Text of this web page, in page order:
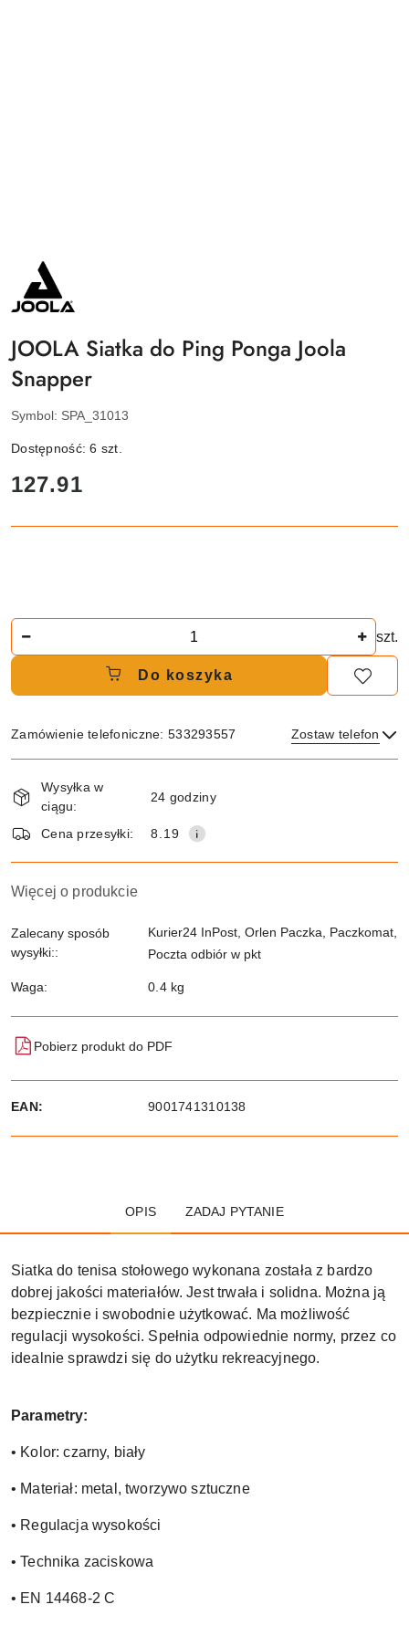
NAZWA
PRODUCENTA:
JOOLA
JOOLA Siatka do Ping Ponga Joola
Snapper
Symbol: SPA_31013
Dostępność:6 szt.
cena:
127.91
szt.
Do koszyka
Zamówienie telefoniczne: 533293557 Zostaw telefon
i
dostawa
Wysyłka w
ciągu:
24 godziny
Cena przesyłki: 8.19
Więcej o produkcie
Zalecany sposób
wysyłki::
Kurier24 InPost, Orlen Paczka, Paczkomat,
Poczta odbiór w pkt
Waga: 0.4 kg
Pobierz produkt do PDF
EAN: 9001741310138
OPIS ZADAJ PYTANIE
Siatka do tenisa stołowego wykonana została z bardzo
dobrej jakości materiałów. Jest trwała i solidna. Można ją
bezpiecznie i swobodnie użytkować. Ma możliwość
regulacji wysokości. Spełnia odpowiednie normy, przez co
idealnie sprawdzi się do użytku rekreacyjnego.
Parametry:
• Kolor: czarny, biały
• Materiał: metal, tworzywo sztuczne
• Regulacja wysokości
• Technika zaciskowa
• EN 14468-2 C